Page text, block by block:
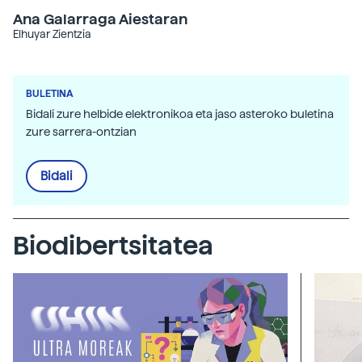
Ana Galarraga Aiestaran
Elhuyar Zientzia
BULETINA
Bidali zure helbide elektronikoa eta jaso asteroko buletina
zure sarrera-ontzian
Bidali
Biodibertsitatea